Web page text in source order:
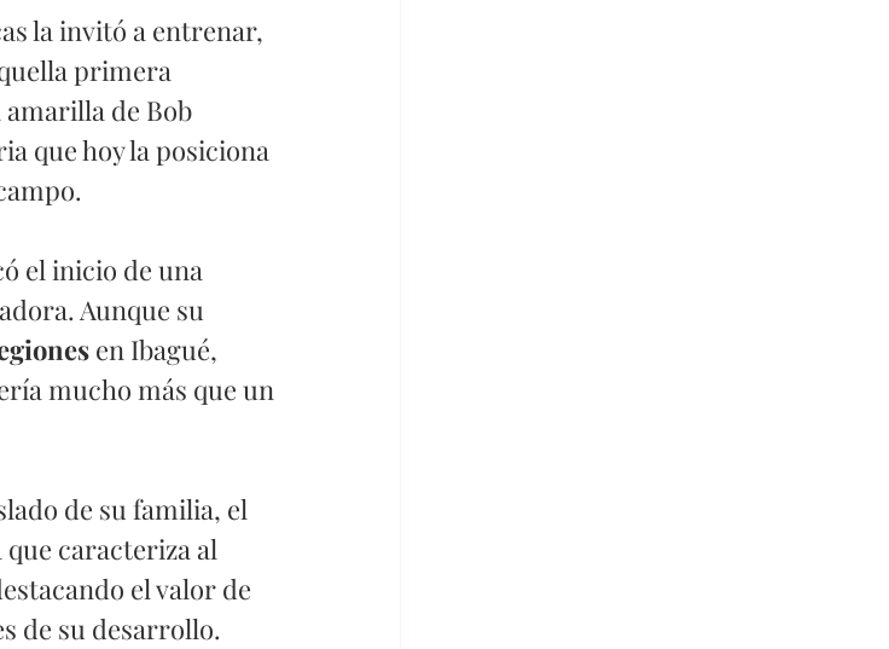
la invitó a entrenar,
primera
de Bob
que hoy la posiciona
el inicio de una
Aunque su
en Ibagué,
mucho más que un
de su familia, el
caracteriza al
el valor de
de su desarrollo.